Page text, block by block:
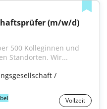
(m/w/d)
500 Kolleginnen und
Standorten. Wir...
/
Vollzeit